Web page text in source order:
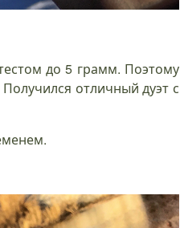
до 5 грамм. Поэтому
отличный дуэт с